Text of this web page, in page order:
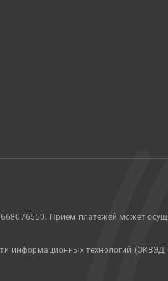
Прием платежей может
информационных технологий (ОКВЭД